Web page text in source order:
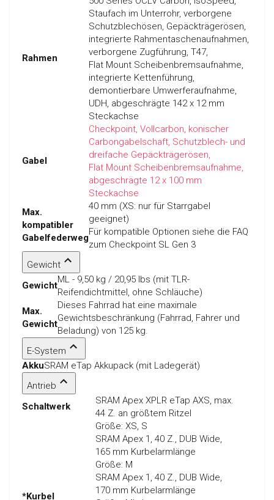
Rahmen
Staufach im Unterrohr, verborgene
Schutzblechösen, Gepäckträgerösen,
integrierte Rahmentaschenaufnahmen,
verborgene Zugführung, T47,
Flat Mount Scheibenbremsaufnahme,
integrierte Kettenführung,
demontierbare Umwerferaufnahme,
UDH, abgeschrägte 142 x 12 mm
Steckachse
Gabel
Checkpoint, Vollcarbon, konischer
Carbongabelschaft, Schutzblech- und
dreifache Gepäckträgerösen,
Flat Mount Scheibenbremsaufnahme,
abgeschrägte 12 x 100 mm
Steckachse
Max.
kompatibler
Gabelfederweg
40 mm (XS: nur für Starrgabel
geeignet)
Für kompatible Optionen siehe die FAQ
zum Checkpoint SL Gen 3
Gewicht
Gewicht
ML - 9,50 kg / 20,95 lbs (mit TLR-
Reifendichtmittel, ohne Schläuche)
Max.
Gewicht
Dieses Fahrrad hat eine maximale
Gewichtsbeschränkung (Fahrrad, Fahrer und
Beladung) von 125 kg.
E-System
AkkuSRAM eTap Akkupack (mit Ladegerät)
Antrieb
Schaltwerk
SRAM Apex XPLR eTap AXS, max.
44 Z. an größtem Ritzel
*Kurbel
Größe: XS, S
SRAM Apex 1, 40 Z., DUB Wide,
165 mm Kurbelarmlänge
Größe: M
SRAM Apex 1, 40 Z., DUB Wide,
170 mm Kurbelarmlänge